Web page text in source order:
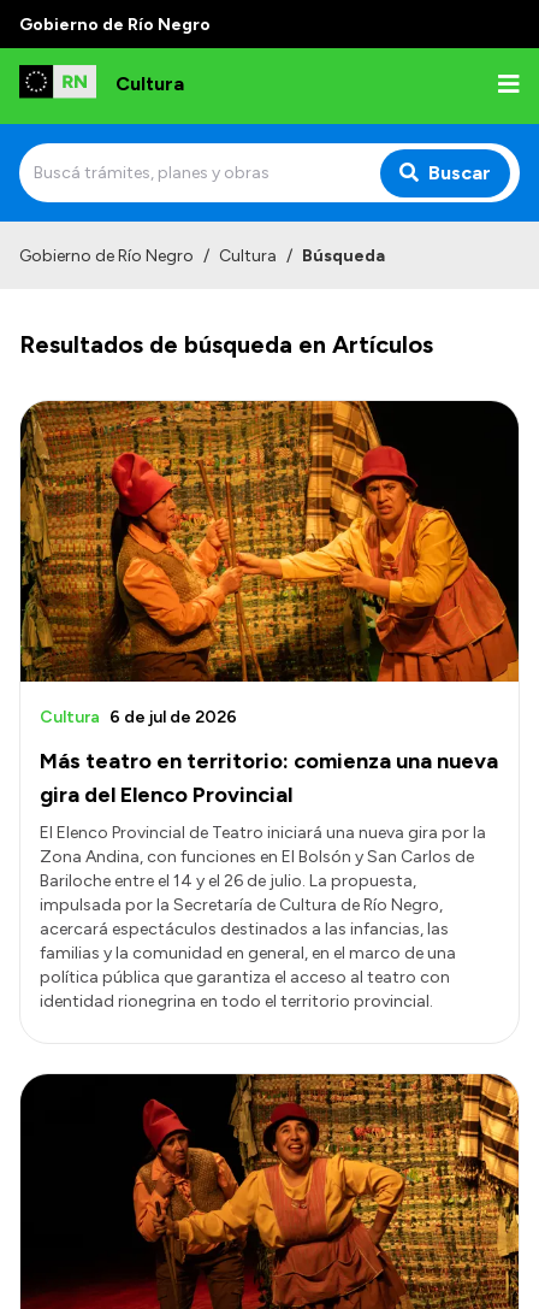
Gobierno de Río Negro
Cultura
Buscar
Funciones
Autoridades
Delegaciones
Normativa
Transparencia
Presupuesto
Boletín Oficial
Compras y licitaciones
Consulta de pago a proveedores
Convocatorias
Intranet
Login
Gobierno de Río Negro / Cultura / Búsqueda
Resultados de búsqueda en Artículos
Más teatro en territorio: comienza una nueva
gira del Elenco Provincial
Cultura 6 de jul de 2026
El Elenco Provincial de Teatro iniciará una nueva gira por la
Zona Andina, con funciones en El Bolsón y San Carlos de
Bariloche entre el 14 y el 26 de julio. La propuesta,
impulsada por la Secretaría de Cultura de Río Negro,
acercará espectáculos destinados a las infancias, las
familias y la comunidad en general, en el marco de una
política pública que garantiza el acceso al teatro con
identidad rionegrina en todo el territorio provincial.